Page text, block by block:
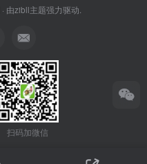
· 由zibll主题强力驱动.
扫码加微信